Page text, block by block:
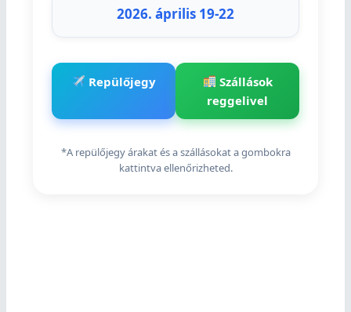
2026. április 19-22
Repülőjegy
Szállások
reggelivel
*A repülőjegy árakat és a szállásokat a gombokra
kattintva ellenőrizheted.